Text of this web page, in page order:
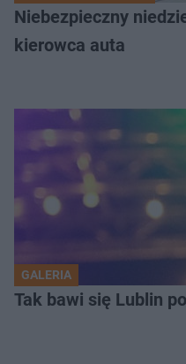
Niebezpieczny
kierowca auta
GALERIA
Tak bawi się Lublin